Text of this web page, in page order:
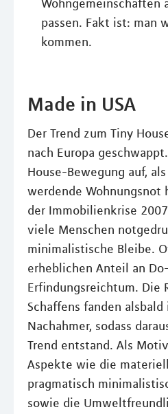
Wohngemeinschaften
passen. Fakt ist: man
kommen.
Made in USA
Der Trend zum Tiny
nach Europa
House-Bewegung auf,
werdende Wohnungsnot
der Immobilienkrise
viele Menschen
minimalistische Bleibe.
erheblichen Anteil an
Erfindungsreichtum. Die
Schaffens fanden
Nachahmer, sodass
Trend entstand. Als
Aspekte wie die
pragmatisch
sowie die